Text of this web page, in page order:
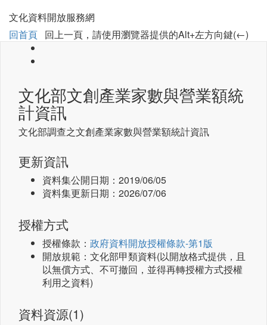
文化資料開放服務網
回首頁 回上一頁，請使用瀏覽器提供的Alt+左方向鍵(←)
文化部文創產業家數與營業額統
計資訊
文化部調查之文創產業家數與營業額統計資訊
更新資訊
資料集公開日期： 2019/06/05
資料集更新日期： 2026/07/06
授權方式
授權條款： 政府資料開放授權條款-第1版
開放規範：文化部甲類資料(以開放格式提供，且
以無償方式、不可撤回，並得再轉授權方式授權
利用之資料)
資料資源(1)